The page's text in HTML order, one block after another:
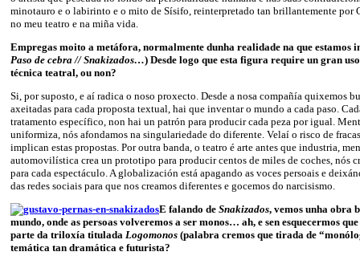
minotauro e o labirinto e o mito de Sísifo, reinterpretado tan brillantemente por
no meu teatro e na miña vida.
Empregas moito a metáfora, normalmente dunha realidade na que estamos
Paso de cebra // Snakizados…) Desde logo que esta figura require un gran
técnica teatral, ou non?
Si, por suposto, e aí radica o noso proxecto. Desde a nosa compañía quixemos
axeitadas para cada proposta textual, hai que inventar o mundo a cada paso.
tratamento específico, non hai un patrón para producir cada peza por igual.
uniformiza, nós afondamos na singulariedade do diferente. Velaí o risco de
implican estas propostas. Por outra banda, o teatro é arte antes que industria,
automovilística crea un prototipo para producir centos de miles de coches, nós
para cada espectáculo. A globalización está apagando as voces persoais e
das redes sociais para que nos creamos diferentes e gocemos do narcisismo.
E falando de Snakizados, vemos unha obra
mundo, onde as persoas volveremos a ser monos… ah, e sen esquecermos
parte da triloxía titulada Logomonos (palabra cremos que tirada de
temática tan dramática e futurista?